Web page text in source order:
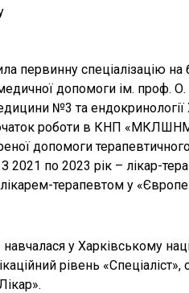
– це її справжнє
кваліфікаційний
працею людям – якості,
до кардіолога зі
аналізах. Стрес, нестача
формують зазначені
часом
розвиток
намагаючись
довірливі
кардіолог.
до порад кардіолога
У людей є хибна
первинну спеціалізацію на
допомоги ім. проф. О.
№3 та
роботи в КНП
допомоги
2021 по 2023 рік – лікар-
терапевтом у
у Харківському
рівень